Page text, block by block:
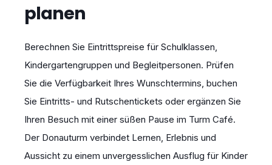
planen
Berechnen Sie Eintrittspreise für Schulklassen,
Kindergartengruppen und Begleitpersonen. Prüfen
Sie die Verfügbarkeit Ihres Wunschtermins, buchen
Sie Eintritts- und Rutschentickets oder ergänzen Sie
Ihren Besuch mit einer süßen Pause im Turm Café.
Der Donauturm verbindet Lernen, Erlebnis und
Aussicht zu einem unvergesslichen Ausflug für Kinder